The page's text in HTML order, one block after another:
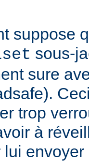
suppose
sous-
sure
trop
à